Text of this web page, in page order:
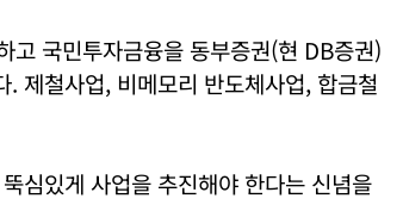
고 국민투자금융을 동부증권(현 DB증권)
제철사업, 비메모리 반도체사업, 합금철
심있게 사업을 추진해야 한다는 신념을